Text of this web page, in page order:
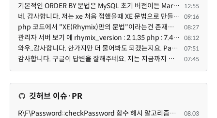
기본적인 ORDER BY 문법은 MySQL 초기 버전이든 MariaDB 최신 버전이든 차이가 없습니다. 라이믹스 게시판에... 12:55
네, 감사합니다. 저는 xe 처음 접했을때 XE 문법으로 만들었다고 해서 xe코드들이 php와 전혀 다른것 같이 ... 09:16
php 코드에서 "XE(Rhymix)만의 문법"이라는건 존재하지도 않고 별도의 인터프리터를 만들지 않는한 쓸 수도 ... 08:27
관리자 서버 보기 에 rhymix_version : 2.1.35 php : 7.4.3 (64-bit) db.type : mysql (innodb, utf8mb4) db... 08:12
와우..감사합니다. 한가지만 더 물어봐도 되겠는지요. Password.php 파일안에 클래스와 함수들은 순수 php ... 07:51
감사합니다. 구글이 답변을 잘해주네요. 저는 지금까지 md5 에 머물러 있었네요. md5는 구석기 알고리즘이 ... 07:45
깃허브 이슈·PR
R\F\Password::checkPassword 함수 해시 알고리즘을 암시적으로 호출하는 경우 Argon2id 해시 비교 실패 08.03